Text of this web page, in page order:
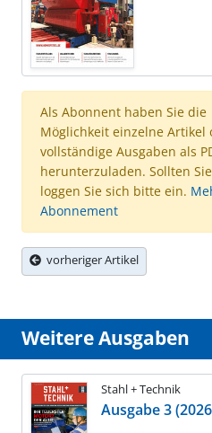
Als Abonnent haben Sie die
Möglichkeit einzelne Artikel
vollständige Ausgaben als
herunterzuladen. Sollten
loggen Sie sich bitte ein.
Abonnement
vorheriger Artikel
Weitere Ausgaben
Stahl + Technik
Ausgabe 3